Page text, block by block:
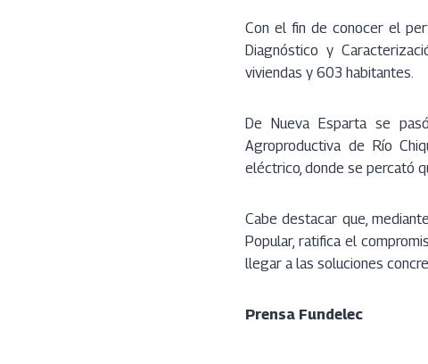
Con el fin de conocer el
Diagnóstico y
viviendas y 603 habitantes.
De Nueva Esparta se
Agroproductiva de Río
eléctrico, donde se percató
Cabe destacar que,
Popular, ratifica el
llegar a las soluciones
Prensa Fundelec